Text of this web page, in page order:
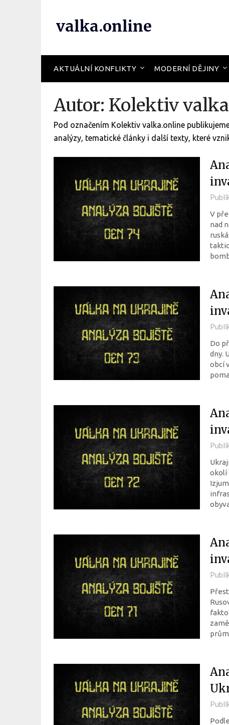
valka.online
AKTUÁLNÍ KONFLIKTY MODERNÍ DĚJINY
Autor: Kolektiv
Pod označením Kolektiv valka.online
analýzy, tematické články i další texty, které
V
nad
Do
dny.
obcí
okolí